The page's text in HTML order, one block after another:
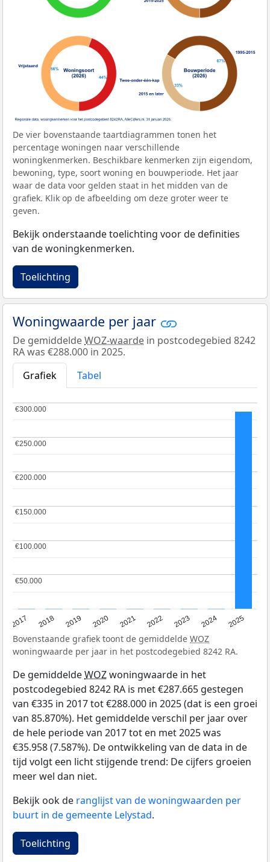
De vier bovenstaande taartdiagrammen tonen het
percentage woningen naar verschillende
woningkenmerken. Beschikbare kenmerken zijn eigendom,
bewoning, type, soort woning en bouwperiode. Het jaar
waar de data voor gelden staat in het midden van de
grafiek. Klik op de afbeelding om deze groter weer te
geven.
Bekijk onderstaande toelichting voor de definities
van de woningkenmerken.
Toelichting
Woningwaarde per jaar
De gemiddeldeWOZ-waarde in postcodegebied 8242
RA was €288.000 in 2025.
Grafiek
Tabel
2017 2018 2019 2020 2021 2022 2023 2024 2025
€50.000
€50.000
€100.000
€100.000
€150.000
€150.000
€200.000
€200.000
€250.000
€250.000
€300.000
€300.000
Bovenstaande grafiek toont de gemiddelde WOZ
woningwaarde per jaar in het postcodegebied 8242 RA.
De gemiddeldeWOZwoningwaarde in het
postcodegebied 8242 RA is met €287.665 gestegen
van €335 in 2017 tot €288.000 in 2025 (dat is een groei
van 85.870%). Het gemiddelde verschil per jaar over
de hele periode van 2017 tot en met 2025 was
€35.958 (7.587%). De ontwikkeling van de data in de
tijd volgt een licht stijgende trend: De cijfers groeien
meer wel dan niet.
Bekijk ook de ranglijst van de woningwaarden per
buurt in de gemeente Lelystad.
Toelichting